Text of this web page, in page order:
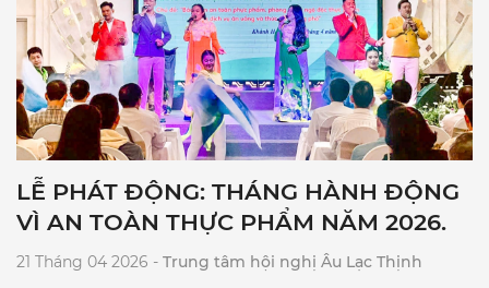
LỄ PHÁT ĐỘNG: THÁNG HÀNH ĐỘNG
VÌ AN TOÀN THỰC PHẨM NĂM 2026.
21 Tháng 04 2026 - Trung tâm hội nghị Âu Lạc Thịnh